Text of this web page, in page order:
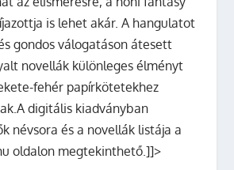
is lehet akár. A hangulatot
gondos válogatáson átesett
novellák különleges élményt
fehér papírkötetekhez
digitális kiadványban
névsora és a novellák listája a
oldalon megtekinthető.]]>